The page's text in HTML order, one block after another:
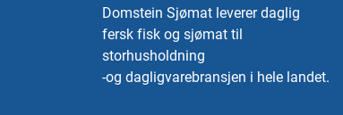
Domstein Sjømat leverer daglig
fersk fisk og sjømat til
storhusholdning
-og dagligvarebransjen i hele landet.